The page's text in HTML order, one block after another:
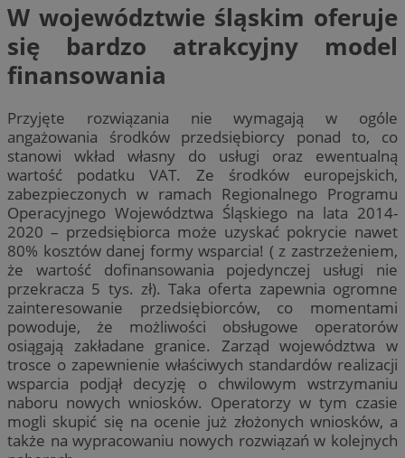
W województwie śląskim oferuje
się bardzo atrakcyjny model
finansowania
Przyjęte rozwiązania nie wymagają w ogóle
angażowania środków przedsiębiorcy ponad to, co
stanowi wkład własny do usługi oraz ewentualną
wartość podatku VAT. Ze środków europejskich,
zabezpieczonych w ramach Regionalnego Programu
Operacyjnego Województwa Śląskiego na lata 2014-
2020 – przedsiębiorca może uzyskać pokrycie nawet
80% kosztów danej formy wsparcia! ( z zastrzeżeniem,
że wartość dofinansowania pojedynczej usługi nie
przekracza 5 tys. zł). Taka oferta zapewnia ogromne
zainteresowanie przedsiębiorców, co momentami
powoduje, że możliwości obsługowe operatorów
osiągają zakładane granice. Zarząd województwa w
trosce o zapewnienie właściwych standardów realizacji
wsparcia podjął decyzję o chwilowym wstrzymaniu
naboru nowych wniosków. Operatorzy w tym czasie
mogli skupić się na ocenie już złożonych wniosków, a
także na wypracowaniu nowych rozwiązań w kolejnych